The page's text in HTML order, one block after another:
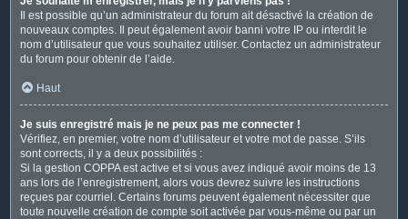
Il est possible qu’un administrateur du forum ait désactivé la création de
nouveaux comptes. Il peut également avoir banni votre IP ou interdit le
nom d’utilisateur que vous souhaitez utiliser. Contactez un administrateur
du forum pour obtenir de l’aide.
Haut
Je suis enregistré mais je ne peux pas me connecter !
Vérifiez, en premier, votre nom d’utilisateur et votre mot de passe. S’ils
sont corrects, il y a deux possibilités :
Si la gestion COPPA est active et si vous avez indiqué avoir moins de 13
ans lors de l’enregistrement, alors vous devrez suivre les instructions
reçues par courriel. Certains forums peuvent également nécessiter que
toute nouvelle création de compte soit activée par vous-même ou par un